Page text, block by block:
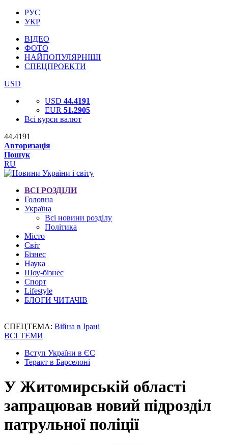
РУС
УКР
ВІДЕО
ФОТО
НАЙПОПУЛЯРНІШІ
СПЕЦПРОЕКТИ
USD
USD 44.4191
EUR 51.2905
Всі курси валют
44.4191
Авторизація
Пошук
RU
ВСІ РОЗДІЛИ
Головна
Україна
Всі новини розділу
Політика
Місто
Світ
Бізнес
Наука
Шоу-бізнес
Спорт
Lifestyle
БЛОГИ ЧИТАЧІВ
СПЕЦТЕМА: Війна в Ірані
ВСІ ТЕМИ
Вступ України в ЄС
Теракт в Барселоні
У Житомирській області
запрацював новий підрозділ
патрульної поліції